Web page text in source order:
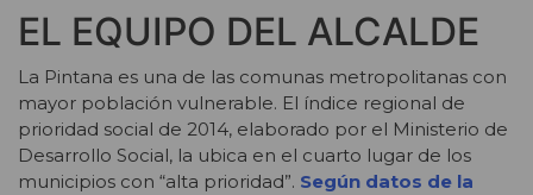
EL EQUIPO DEL ALCALDE
La Pintana es una de las comunas metropolitanas con
mayor población vulnerable. El índice regional de
prioridad social de 2014, elaborado por el Ministerio de
Desarrollo Social, la ubica en el cuarto lugar de los
municipios con “alta prioridad”. Según datos de la